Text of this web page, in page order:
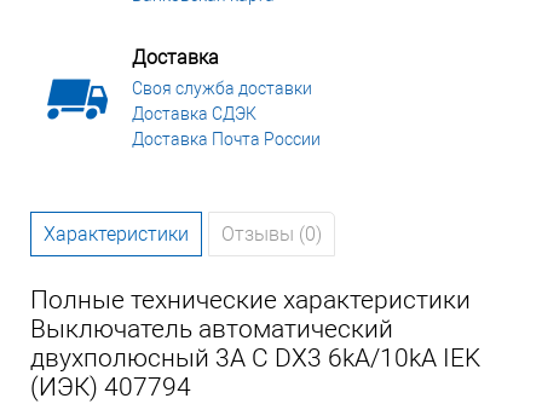
Доставка
Своя служба доставки
Доставка СДЭК
Доставка Почта России
Характеристики Отзывы (0)
Полные технические характеристики
Выключатель автоматический
двухполюсный 3А С DX3 6kA/10kA IEK
(ИЭК) 407794